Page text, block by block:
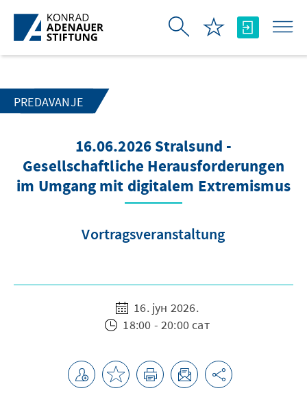
Skip to Main Content
PREDAVANJE
16.06.2026 Stralsund -
Gesellschaftliche Herausforderungen
im Umgang mit digitalem Extremismus
Vortragsveranstaltung
16. јун 2026.
18:00 - 20:00 сат